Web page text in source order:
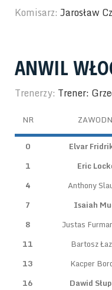
Komisarz: Jarosław
ANWIL
Trenerzy: Trener:
NR
0 Elvar
1
Eric
4
Anthony
7
Isaiah
8
Justas
11
Bartosz
13
Kacper
16
Dawid